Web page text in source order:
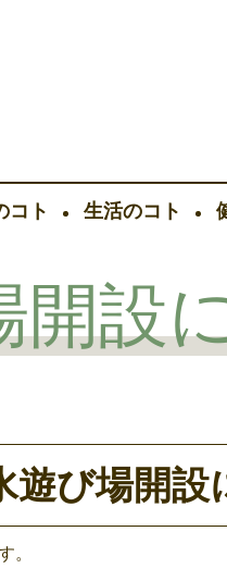
コト 生活のコト
開設
遊び場開設
。